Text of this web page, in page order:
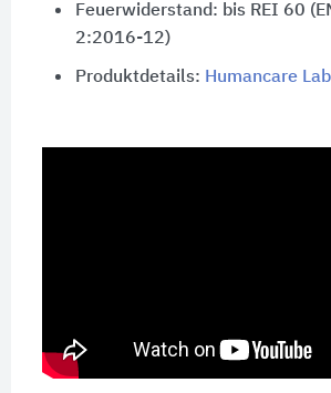
Feuerwiderstand: bis REI 60
2:2016-12)
Produktdetails: Humancare Lab